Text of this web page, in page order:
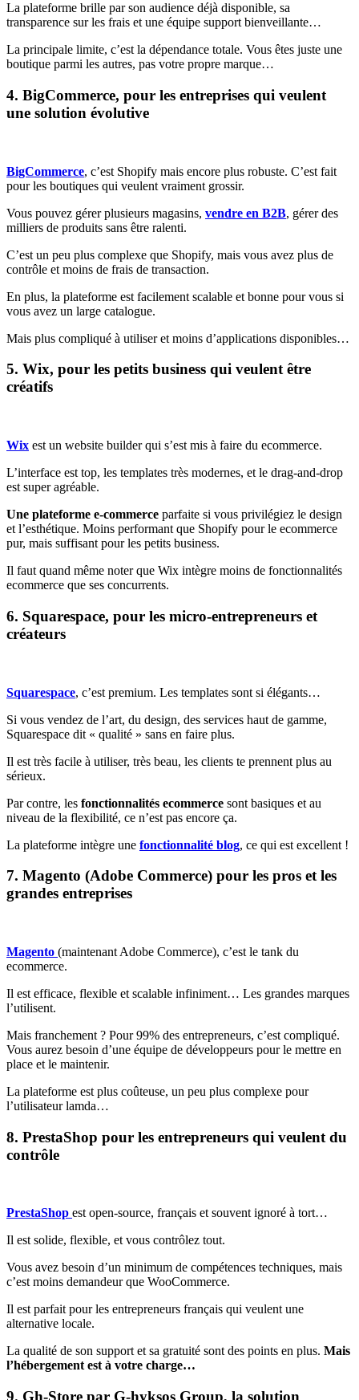
La plateforme brille par son audience déjà disponible, sa
transparence sur les frais et une équipe support bienveillante…
La principale limite, c’est la dépendance totale. Vous êtes juste une
boutique parmi les autres, pas votre propre marque…
4. BigCommerce, pour les entreprises qui veulent
une solution évolutive
BigCommerce, c’est Shopify mais encore plus robuste. C’est fait
pour les boutiques qui veulent vraiment grossir.
Vous pouvez gérer plusieurs magasins, vendre en B2B, gérer des
milliers de produits sans être ralenti.
C’est un peu plus complexe que Shopify, mais vous avez plus de
contrôle et moins de frais de transaction.
En plus, la plateforme est facilement scalable et bonne pour vous si
vous avez un large catalogue.
Mais plus compliqué à utiliser et moins d’applications disponibles…
5. Wix, pour les petits business qui veulent être
créatifs
Wix est un website builder qui s’est mis à faire du ecommerce.
L’interface est top, les templates très modernes, et le drag-and-drop
est super agréable.
Une plateforme e-commerce parfaite si vous privilégiez le design
et l’esthétique. Moins performant que Shopify pour le ecommerce
pur, mais suffisant pour les petits business.
Il faut quand même noter que Wix intègre moins de fonctionnalités
ecommerce que ses concurrents.
6. Squarespace, pour les micro-entrepreneurs et
créateurs
Squarespace, c’est premium. Les templates sont si élégants…
Si vous vendez de l’art, du design, des services haut de gamme,
Squarespace dit « qualité » sans en faire plus.
Il est très facile à utiliser, très beau, les clients te prennent plus au
sérieux.
Par contre, les fonctionnalités ecommerce sont basiques et au
niveau de la flexibilité, ce n’est pas encore ça.
La plateforme intègre une fonctionnalité blog, ce qui est excellent !
7. Magento (Adobe Commerce) pour les pros et les
grandes entreprises
Magento (maintenant Adobe Commerce), c’est le tank du
ecommerce.
Il est efficace, flexible et scalable infiniment… Les grandes marques
l’utilisent.
Mais franchement ? Pour 99% des entrepreneurs, c’est compliqué.
Vous aurez besoin d’une équipe de développeurs pour le mettre en
place et le maintenir.
La plateforme est plus coûteuse, un peu plus complexe pour
l’utilisateur lamda…
8. PrestaShop pour les entrepreneurs qui veulent du
contrôle
PrestaShop est open-source, français et souvent ignoré à tort…
Il est solide, flexible, et vous contrôlez tout.
Vous avez besoin d’un minimum de compétences techniques, mais
c’est moins demandeur que WooCommerce.
Il est parfait pour les entrepreneurs français qui veulent une
alternative locale.
La qualité de son support et sa gratuité sont des points en plus. Mais
l’hébergement est à votre charge…
9. Gh-Store par G-hyksos Group, la solution